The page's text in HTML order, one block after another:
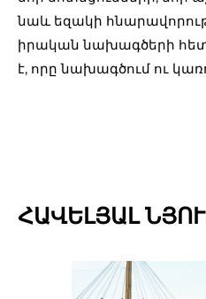
նաև եզակի
իրական նախագծերի
է, որը նախագծում ու
ՀԱՎԵԼՅԱԼ